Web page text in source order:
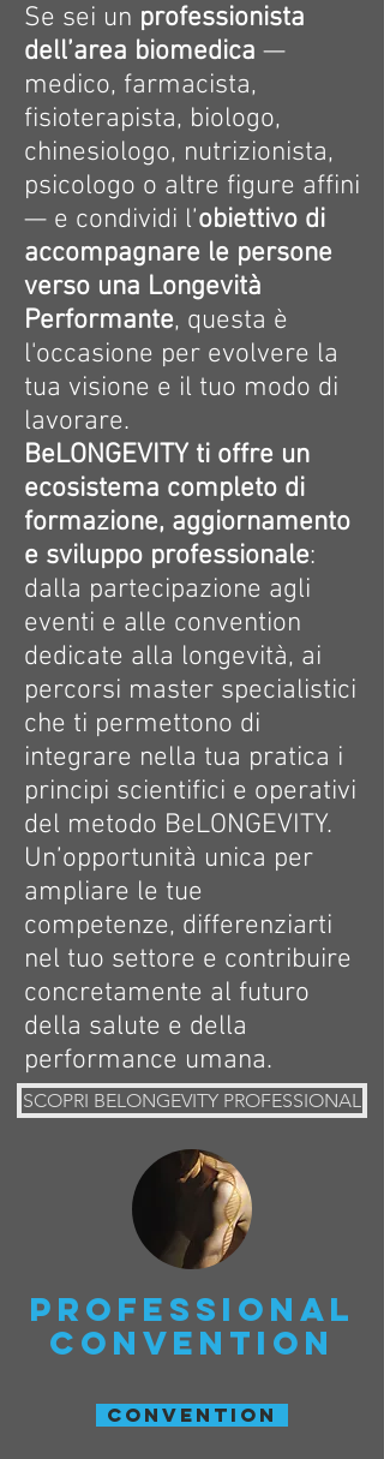
Se sei un professionista
dell’area biomedica —
medico, farmacista,
fisioterapista, biologo,
chinesiologo, nutrizionista,
psicologo o altre figure affini
— e condividi l’obiettivo di
accompagnare le persone
verso una Longevità
Performante, questa è
l'occasione per evolvere la
tua visione e il tuo modo di
lavorare.
BeLONGEVITY ti offre un
ecosistema completo di
formazione, aggiornamento
e sviluppo professionale:
dalla partecipazione agli
eventi e alle convention
dedicate alla longevità, ai
percorsi master specialistici
che ti permettono di
integrare nella tua pratica i
principi scientifici e operativi
del metodo BeLONGEVITY.
Un’opportunità unica per
ampliare le tue
competenze, differenziarti
nel tuo settore e contribuire
concretamente al futuro
della salute e della
performance umana.
SCOPRI BELONGEVITY PROFESSIONAL
professional
conventioN
Convention